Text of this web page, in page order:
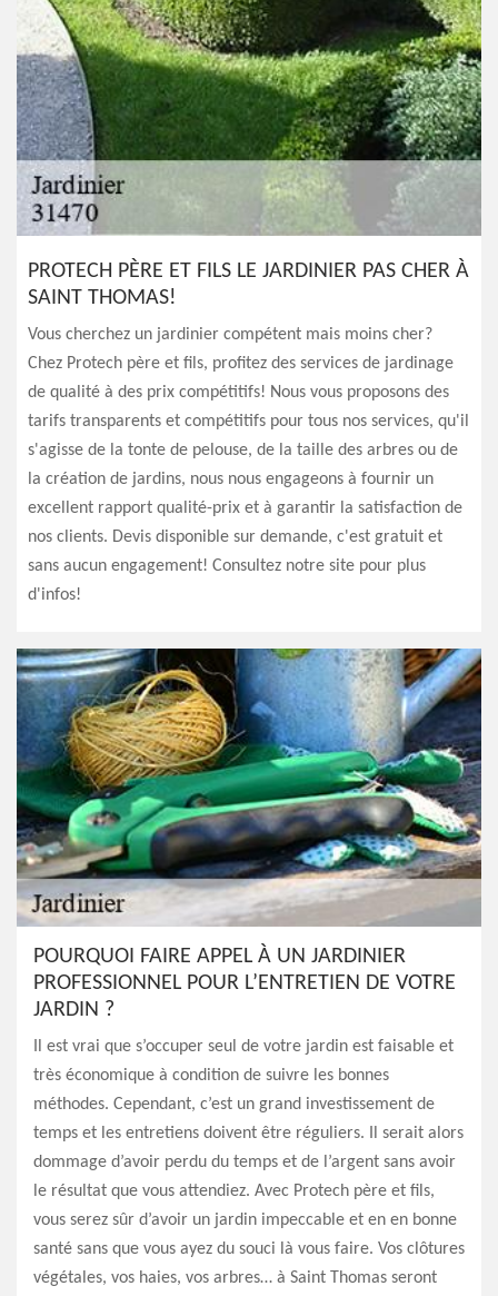
PROTECH PÈRE ET FILS LE JARDINIER PAS CHER À
SAINT THOMAS!
Vous cherchez un jardinier compétent mais moins cher?
Chez Protech père et fils, profitez des services de jardinage
de qualité à des prix compétitifs! Nous vous proposons des
tarifs transparents et compétitifs pour tous nos services, qu'il
s'agisse de la tonte de pelouse, de la taille des arbres ou de
la création de jardins, nous nous engageons à fournir un
excellent rapport qualité-prix et à garantir la satisfaction de
nos clients. Devis disponible sur demande, c'est gratuit et
sans aucun engagement! Consultez notre site pour plus
d'infos!
POURQUOI FAIRE APPEL À UN JARDINIER
PROFESSIONNEL POUR L’ENTRETIEN DE VOTRE
JARDIN ?
Il est vrai que s’occuper seul de votre jardin est faisable et
très économique à condition de suivre les bonnes
méthodes. Cependant, c’est un grand investissement de
temps et les entretiens doivent être réguliers. Il serait alors
dommage d’avoir perdu du temps et de l’argent sans avoir
le résultat que vous attendiez. Avec Protech père et fils,
vous serez sûr d’avoir un jardin impeccable et en en bonne
santé sans que vous ayez du souci là vous faire. Vos clôtures
végétales, vos haies, vos arbres… à Saint Thomas seront